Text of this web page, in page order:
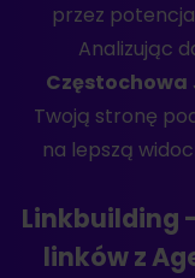
przez
Analizując
Częstochowa
Twoją stronę
na lepszą
Linkbuilding
linków z